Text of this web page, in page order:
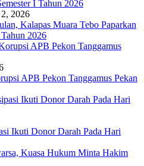
2026
Kalapas Muara Tebo Paparkan
2026
APB Pekon Tanggamus Pekan
Ikuti Donor Darah Pada Hari